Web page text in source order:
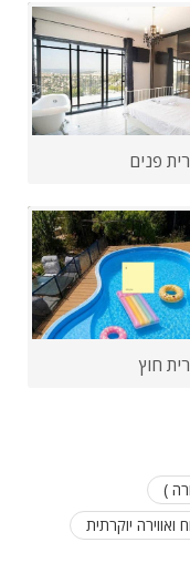
פנים
חוץ
)
ואווירה יוקרתית